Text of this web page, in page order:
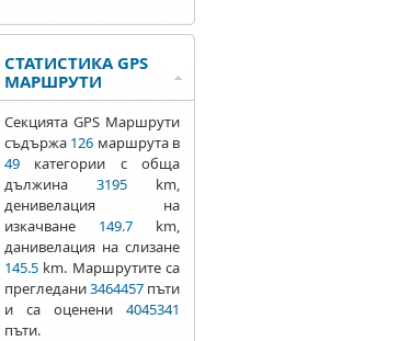
СТАТИСТИКА GPS
МАРШРУТИ
Секцията GPS Маршрути
съдържа 126 маршрута в
49 категории с обща
дължина 3195 km,
денивелация на
изкачване 149.7 km,
данивелация на слизане
145.5 km. Маршрутите са
прегледани3464457 пъти
и са оценени 4045341
пъти.